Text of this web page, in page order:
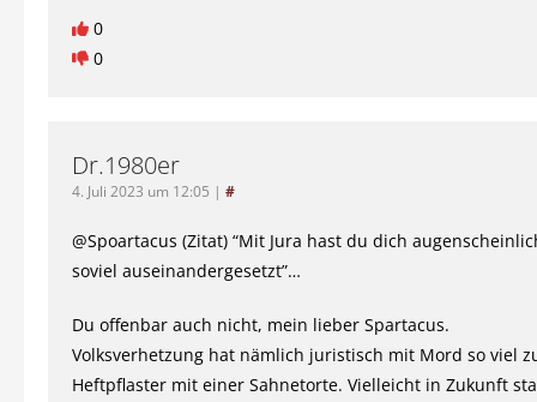
0
0
Dr.1980er
4. Juli 2023 um 12:05 | #
@Spoartacus (Zitat) “Mit Jura hast du dich
soviel auseinandergesetzt”…
Du offenbar auch nicht, mein lieber Spartacus.
Volksverhetzung hat nämlich juristisch mit Mord so viel
Heftpflaster mit einer Sahnetorte. Vielleicht in Zukunft